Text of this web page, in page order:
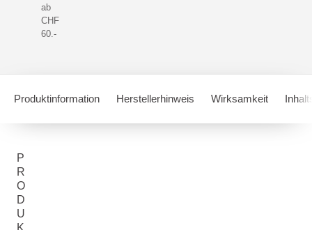
ab
CHF
60.-
Produktinformation Herstellerhinweis Wirksamkeit
P
R
O
D
U
K